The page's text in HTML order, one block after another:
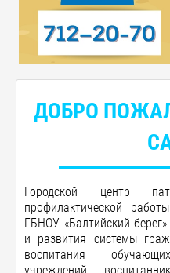
ДОБРО
Городской центр
профилактической
ГБНОУ «Балтийский берег»
и развития системы
воспитания